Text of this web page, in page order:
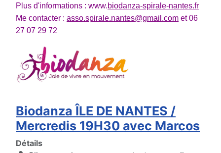
Plus d'informations : www.biodanza-spirale-nantes.fr
Me contacter : asso.spirale.nantes@gmail.com et 06
27 07 29 72
Biodanza ÎLE DE NANTES /
Mercredis 19H30 avec Marcos
Détails